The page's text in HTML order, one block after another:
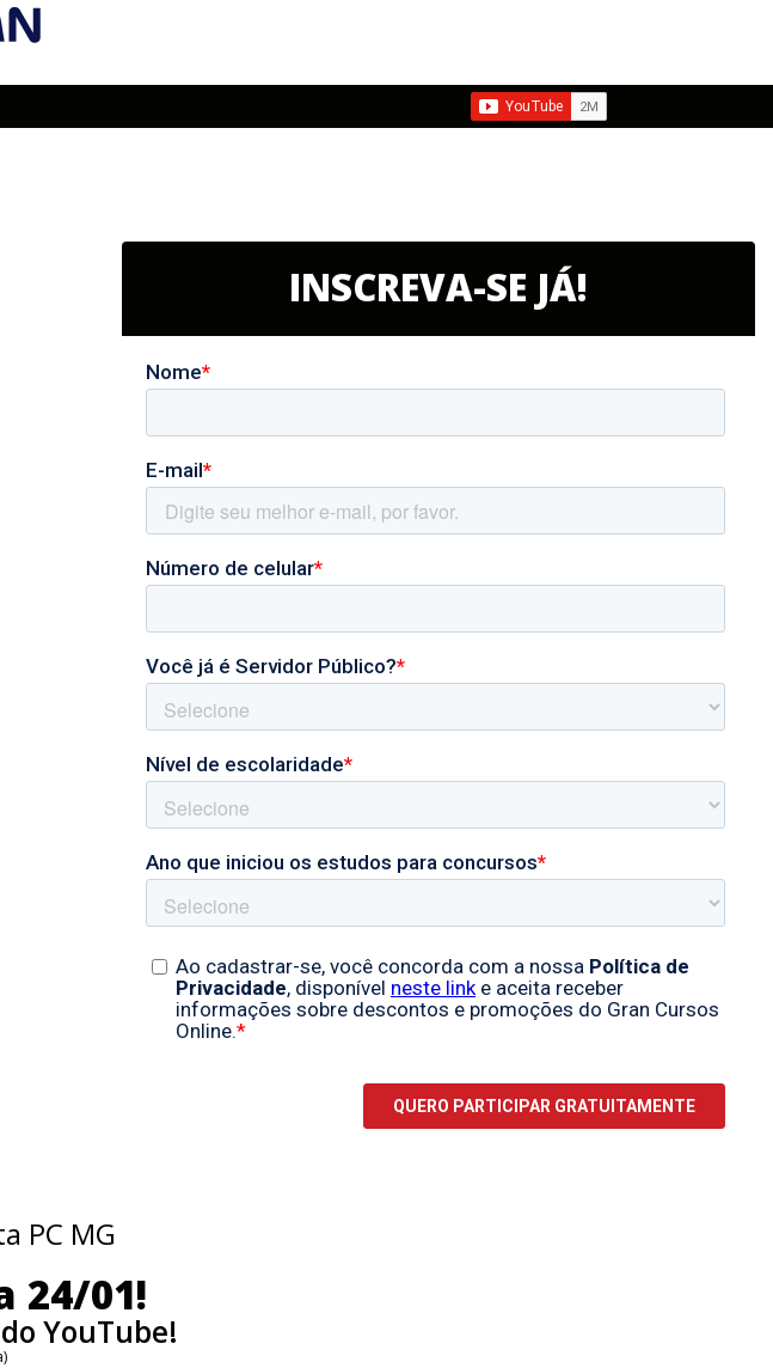
INSCREVA-SE JÁ!
PC MG
24/01!
YouTube!